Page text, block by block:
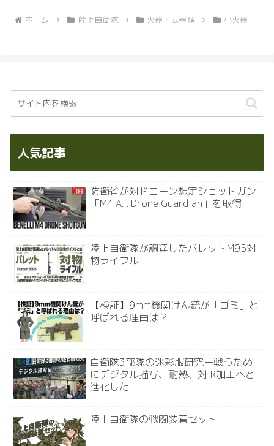
的での取得と見られ、直ちに部隊
配備や常時運用が開始...
て、2025年現在、その...
ホーム 陸上自衛隊 火器・武器類 小火器
人気記事
防衛省が対ドローン想定ショットガン
「M4 A.I. Drone Guardian」を取得
陸上自衛隊が調達したバレットM95対
物ライフル
【検証】9mm機関けん銃が「ゴミ」と
呼ばれる理由は？
自衛隊3部隊の迷彩服研究ー戦うため
にデジタル描写、耐熱、対IR加工へと
進化した
陸上自衛隊の戦闘装着セット